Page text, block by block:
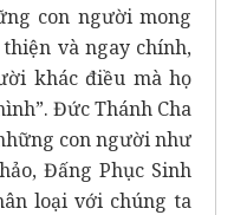
con người mong
và ngay chính,
khác điều mà họ
Đức Thánh Cha
con người như
Đấng Phục Sinh
loại với chúng ta